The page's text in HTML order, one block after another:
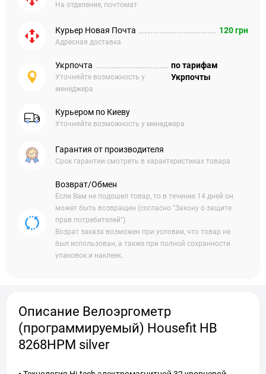
На отделение, почтомат
Курьер Новая Почта
Адресная доставка
120 грн
Укрпочта
Уточняйте возможность у
менеджера
по тарифам
Укрпочты
Курьером по Киеву
Уточняйте возможность у менеджера
Гарантия от производителя
Срок гарантии смотреть в характеристиках товара
Возврат/Обмен
Если Вам не подошел товар, то в течение 14 дней он
может быть возвращен (согласно "Закону о защите
прав потребителей").
Возрат заказа возможен при условии, что товар не
был использован, а также при полной сохранности
упаковок и наклеек.
Описание Велоэргометр
(программируемый) Housefit HB
8268HPM silver